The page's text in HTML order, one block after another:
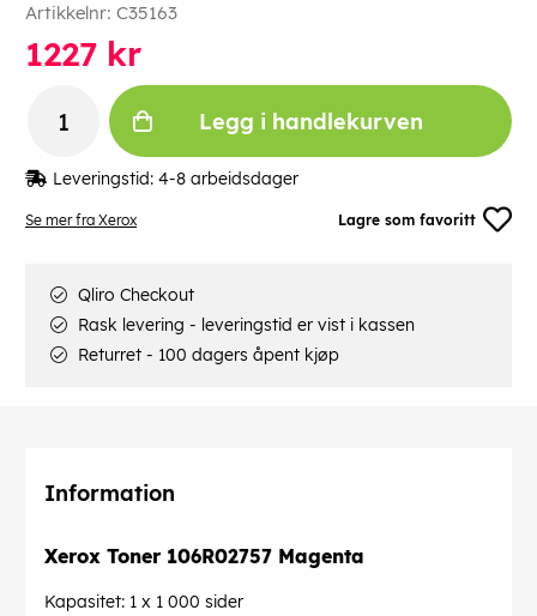
Se mer fra Xerox Lagre som favoritt
Artikkelnr: C35163
1227 kr
Legg i handlekurven
Leveringstid: 4-8 arbeidsdager
Qliro Checkout
Rask levering - leveringstid er vist i kassen
Returret - 100 dagers åpent kjøp
Information
Xerox Toner 106R02757 Magenta
Kapasitet: 1 x 1 000 sider